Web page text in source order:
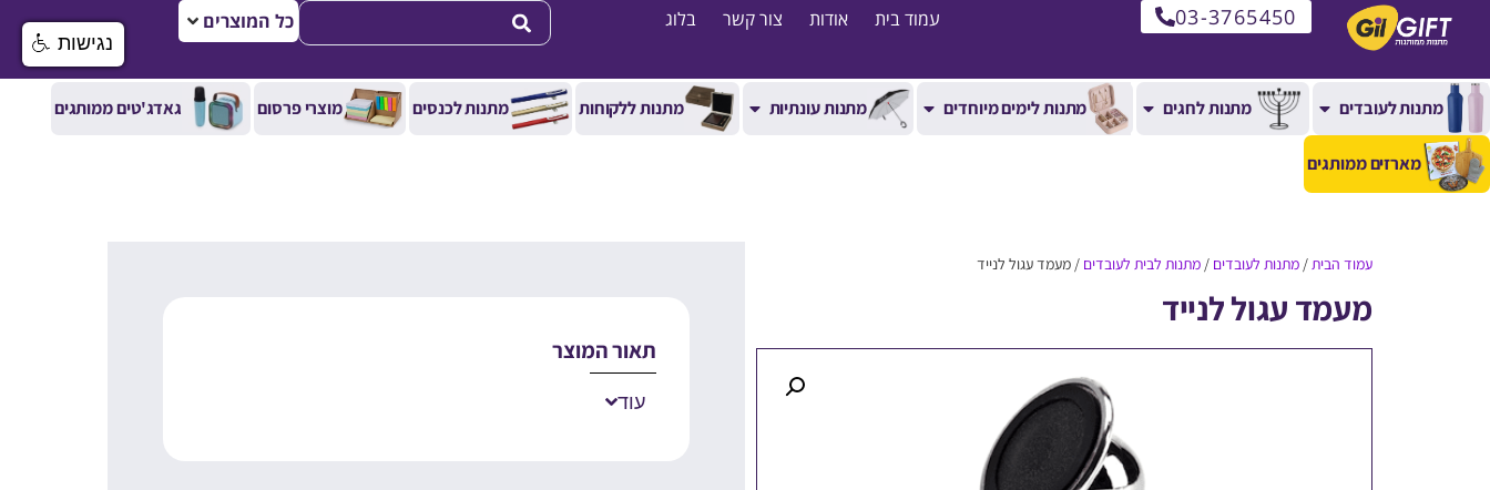
03-3765450 עמוד בית אודות צור קשר בלוג כל המוצרים
מתנות לעובדים מתנות לחגים מתנות לימים מיוחדים מתנות עונתיות מתנות ללקוחות מתנות לכנסים מוצרי פרסום גאדג'טים ממותגים
מארזים ממותגים
עמוד הבית/מתנות לעובדים /מתנות לבית לעובדים / מעמד עגול לנייד
מעמד עגול לנייד
תאור המוצר
עוד
נגישות